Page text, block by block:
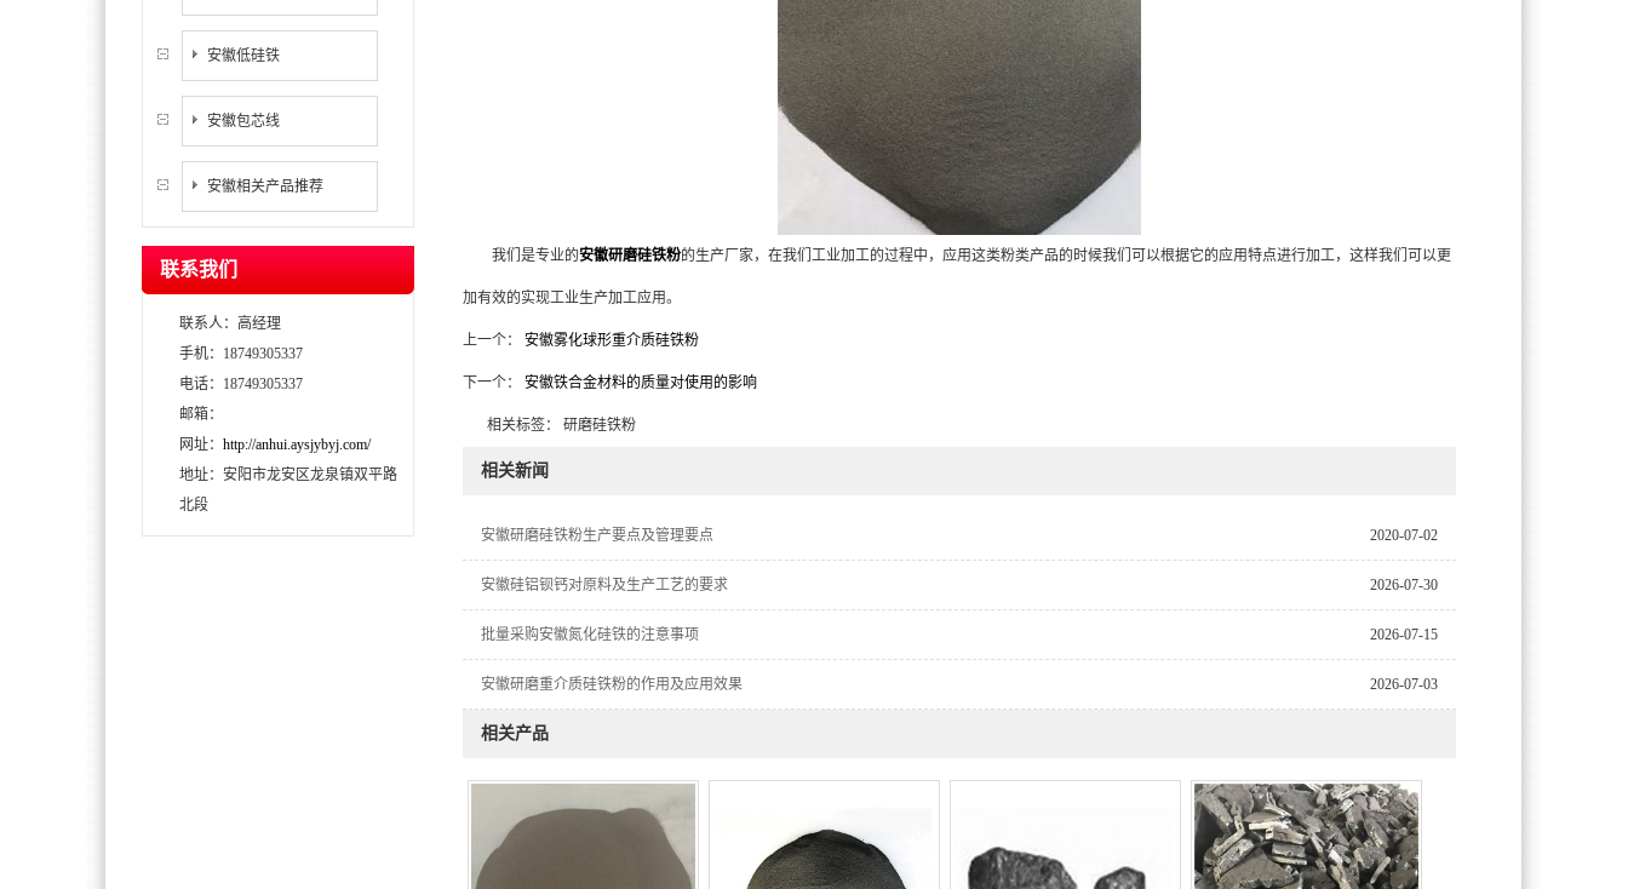
安徽低硅铁
安徽包芯线
安徽相关产品推荐
联系我们
联系人：高经理
手机：18749305337
电话：18749305337
邮箱：
网址： http://anhui.aysjybyj.com/
地址：安阳市龙安区龙泉镇双平路
北段
我们是专业的安徽研磨硅铁粉的生产厂家，在我们工业加工的过程中，应用这类粉类产品的时候我们可以根据它的应用特点进行加工，这样我们可以更
加有效的实现工业生产加工应用。
上一个： 安徽雾化球形重介质硅铁粉
下一个： 安徽铁合金材料的质量对使用的影响
相关标签： 研磨硅铁粉
相关新闻
2020-07-02
安徽研磨硅铁粉生产要点及管理要点
2026-07-30
安徽硅铝钡钙对原料及生产工艺的要求
2026-07-15
批量采购安徽氮化硅铁的注意事项
2026-07-03
安徽研磨重介质硅铁粉的作用及应用效果
相关产品